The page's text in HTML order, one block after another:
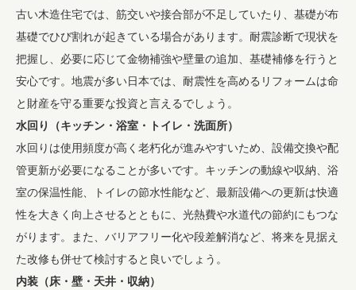
古い木造住宅では、筋交いや接合部が不足していたり、基礎が布
基礎でひび割れが起きている場合があります。耐震診断で現状を
把握し、必要に応じて金物補強や壁量の追加、基礎補修を行うと
安心です。地震が多い日本では、耐震性を高めるリフォームは命
と財産を守る重要な投資と言えるでしょう。
水回り（キッチン・浴室・トイレ・洗面所）
水回りは使用頻度が高く老朽化が進みやすいため、設備交換や配
管更新が必要になることが多いです。キッチンの動線や収納、浴
室の保温性能、トイレの節水性能など、最新設備への更新は快適
性を大きく向上させるとともに、光熱費や水道代の節約にもつな
がります。また、バリアフリー化や段差解消など、将来を見据え
た改修も併せて検討すると良いでしょう。
内装（床・壁・天井・収納）